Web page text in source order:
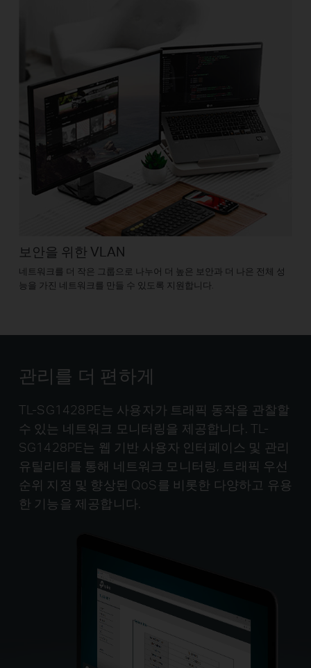
보안을 위한 VLAN
네트워크를 더 작은 그룹으로 나누어 더 높은 보안과 더 나은 전체 성
능을 가진 네트워크를 만들 수 있도록 지원합니다.
관리를 더 편하게
TL-SG1428PE는 사용자가 트래픽 동작을 관찰할
수 있는 네트워크 모니터링을 제공합니다. TL-
SG1428PE는 웹 기반 사용자 인터페이스 및 관리
유틸리티를 통해 네트워크 모니터링, 트래픽 우선
순위 지정 및 향상된 QoS를 비롯한 다양하고 유용
한 기능을 제공합니다.